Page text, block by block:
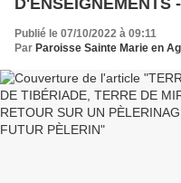
D'ENSEIGNEMENTS
PÈLERINAGE PASSÉ
FUTUR PÈLERIN
Publié le 07/10/2022 à 09:11
Par Paroisse Sainte Marie en